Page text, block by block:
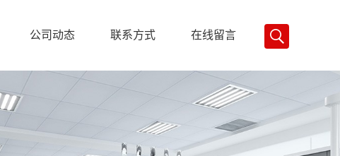
公司动态 联系方式 在线留言